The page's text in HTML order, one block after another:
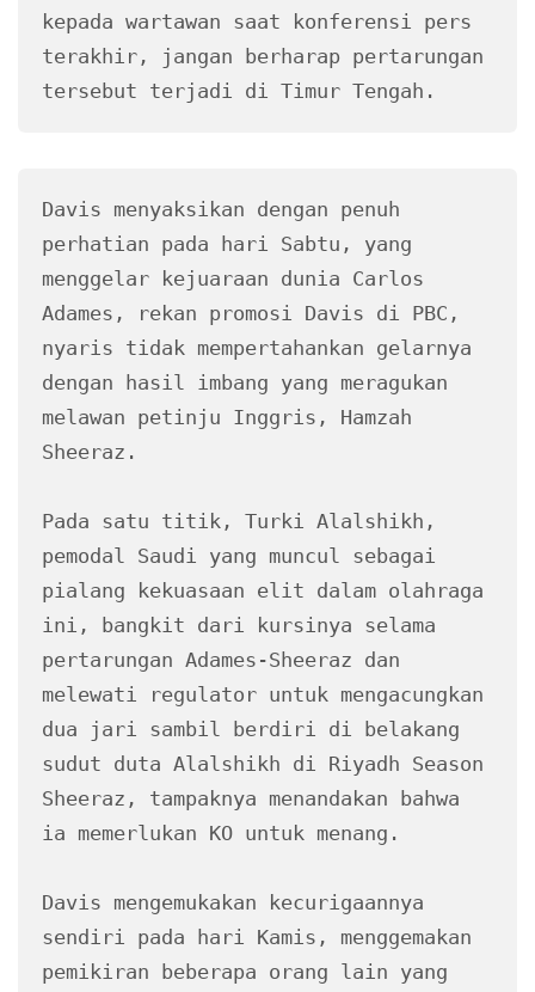
kepada wartawan saat konferensi pers
terakhir, jangan berharap pertarungan
tersebut terjadi di Timur Tengah.
Davis menyaksikan dengan penuh
perhatian pada hari Sabtu, yang
menggelar kejuaraan dunia Carlos
Adames, rekan promosi Davis di PBC,
nyaris tidak mempertahankan gelarnya
dengan hasil imbang yang meragukan
melawan petinju Inggris, Hamzah
Sheeraz.
Pada satu titik, Turki Alalshikh,
pemodal Saudi yang muncul sebagai
pialang kekuasaan elit dalam olahraga
ini, bangkit dari kursinya selama
pertarungan Adames-Sheeraz dan
melewati regulator untuk mengacungkan
dua jari sambil berdiri di belakang
sudut duta Alalshikh di Riyadh Season
Sheeraz, tampaknya menandakan bahwa
ia memerlukan KO untuk menang.
Davis mengemukakan kecurigaannya
sendiri pada hari Kamis, menggemakan
pemikiran beberapa orang lain yang